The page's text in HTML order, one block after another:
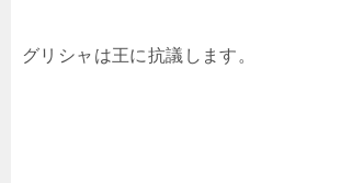
グリシャは王に抗議します。